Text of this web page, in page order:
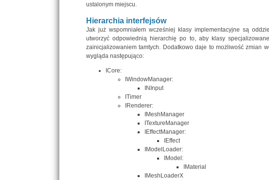
ustalonym miejscu.
Hierarchia interfejsów
Jak już wspomniałem wcześniej klasy implementacyjne są
utworzyć odpowiednią hierarchię po to, aby klasy
zainicjalizowaniem tamtych. Dodatkowo daje to możliwość zmian
wygląda następująco:
ICore:
IWindowManager:
INInput
ITimer
IRenderer:
IMeshManager
ITextureManager
IEffectManager:
IEffect
IModelLoader:
IModel:
IMaterial
IMeshLoaderX